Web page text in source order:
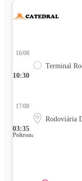
10:30
16/08
Terminal
03:35
17/08
Rodoviária
Poltrona